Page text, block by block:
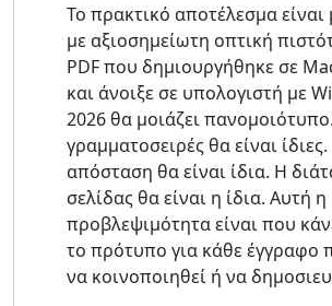
Το πρακτικό αποτέλεσμα
με αξιοσημείωτη οπτική
PDF που δημιουργήθηκε σε
και άνοιξε σε υπολογιστή με
2026 θα μοιάζει
γραμματοσειρές θα είναι
απόσταση θα είναι ίδια. Η
σελίδας θα είναι η ίδια. Αυτή η
προβλεψιμότητα είναι που
το πρότυπο για κάθε έγγραφο
να κοινοποιηθεί ή να